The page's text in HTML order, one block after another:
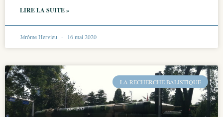
LIRE LA SUITE »
Jérôme Hervieu 16 mai 2020
LA RECHERCHE BALISTIQUE